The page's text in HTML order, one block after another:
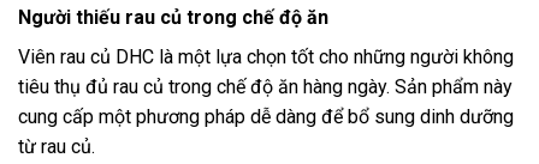
Người thiếu rau củ trong chế độ ăn
Viên rau củ DHC là một lựa chọn tốt cho những người không
tiêu thụ đủ rau củ trong chế độ ăn hàng ngày. Sản phẩm này
cung cấp một phương pháp dễ dàng để bổ sung dinh dưỡng
từ rau củ.